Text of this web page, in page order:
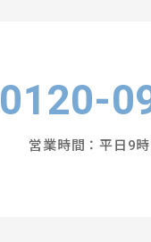
0120-
営業時間：平日9